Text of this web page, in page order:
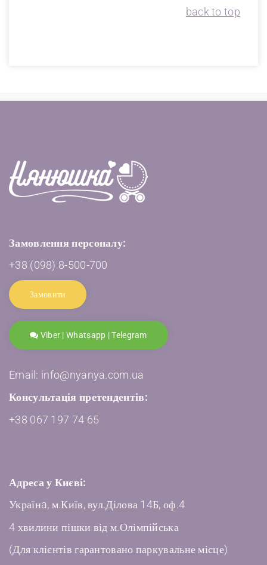
back to top
Замовлення персоналу:
+38 (098) 8-500-700
Замовити
Viber | Whatsapp | Telegram
Email: info@nyanya.com.ua
Консультація претендентів:
+38 067 197 74 65
Адреса у Києві:
Українa, м.Київ, вул.Ділова 14Б, оф.4
4 хвилини пішки від м.Олімпійська
(Для клієнтів гарантовано паркувальне місце)